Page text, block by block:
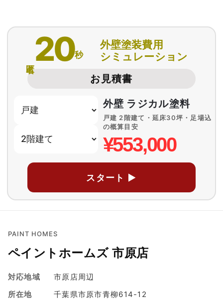
20秒
外壁塗装費用
シミュレーション
お見積書
外壁 ラジカル塗料
戸建 2階建て・延床30坪・足場込
の概算目安
¥553,000
スタート ▶
PAINT HOMES
ペイントホームズ 市原店
対応地域
市原店周辺
所在地
千葉県市原市青柳614-12